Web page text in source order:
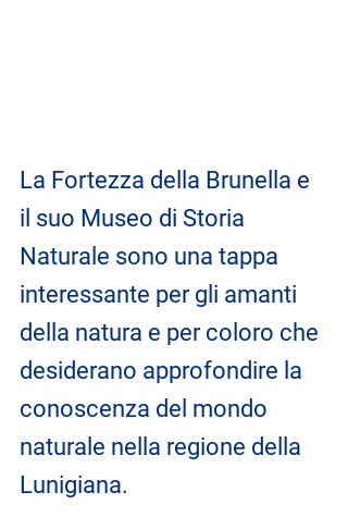
La Fortezza della Brunella e
il suo Museo di Storia
Naturale sono una tappa
interessante per gli amanti
della natura e per coloro che
desiderano approfondire la
conoscenza del mondo
naturale nella regione della
Lunigiana.